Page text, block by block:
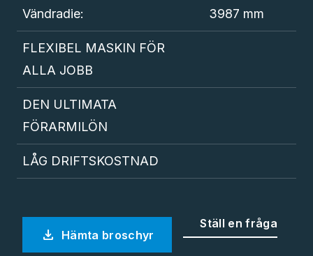
Vändradie: 3987 mm
FLEXIBEL MASKIN FÖR
ALLA JOBB
DEN ULTIMATA
FÖRARMILÖN
LÅG DRIFTSKOSTNAD
download Hämta broschyr
Ställ en fråga